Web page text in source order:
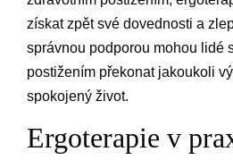
získat zpět své dovednosti a
správnou podporou mohou lidé
postižením překonat jakoukoli
spokojený život.
Ergoterapie v